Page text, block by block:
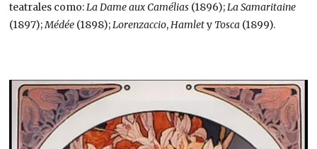
teatrales como:La Dame aux Camélias (1896);La Samaritaine
(1897);Médée (1898);Lorenzaccio,Hamlety Tosca (1899).